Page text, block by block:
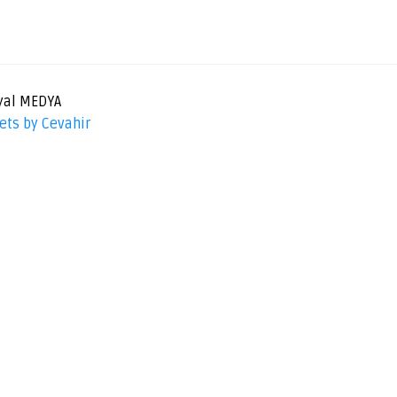
MEDYA
by Cevahir